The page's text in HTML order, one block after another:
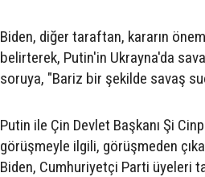
Biden, diğer taraftan, kararın
belirterek, Putin'in Ukrayna'da
soruya, "Bariz bir şekilde savaş
Putin ile Çin Devlet Başkanı Şi
görüşmeyle ilgili, görüşmeden
Biden, Cumhuriyetçi Parti üyeleri